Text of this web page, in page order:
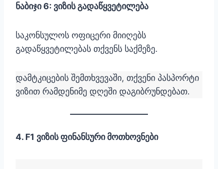
ნაბიჯი 6: ვიზის გადაწყვეტილება
საკონსულოს ოფიცერი მიიღებს
გადაწყვეტილებას თქვენს საქმეზე.
დამტკიცების შემთხვევაში, თქვენი პასპორტი
ვიზით რამდენიმე დღეში დაგიბრუნდებათ.
4. F1 ვიზის ფინანსური მოთხოვნები